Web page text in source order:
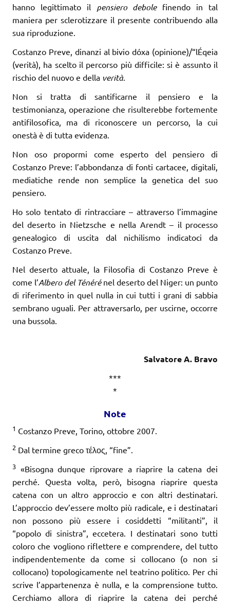
hanno legittimato il pensiero debole finendo in tal
maniera per sclerotizzare il presente contribuendo alla
sua riproduzione.
Costanzo Preve, dinanzi al bivio dóxa (opinione)/“lÉqeia
(verità), ha scelto il percorso più difficile: si è assunto il
rischio del nuovo e della verità.
Non si tratta di santificarne il pensiero e la
testimonianza, operazione che ri­sulterebbe fortemente
antifilosofica, ma di riconoscere un percorso, la cui
onestà è di tutta evidenza.
Non oso propormi come esperto del pensiero di
Costanzo Preve: l’abbondanza di fonti cartacee, digitali,
mediatiche rende non semplice la genetica del suo
pensiero.
Ho solo tentato di rintracciare – attraverso l’immagine
del deserto in Nietzsche e nella Arendt – il processo
genealogico di uscita dal nichilismo indicatoci da
Costanzo Preve.
Nel deserto attuale, la Filosofia di Costanzo Preve è
come l’Albero del Ténéré nel deserto del Niger: un punto
di riferimento in quel nulla in cui tutti i grani di sabbia
sembrano uguali. Per attraversarlo, per uscirne, occorre
una bussola.
Salvatore A. Bravo
***
*
Note
1 Costanzo Preve, Torino, ottobre 2007.
2 Dal termine greco τέλος, “fine”.
3 «Bisogna dunque riprovare a riaprire la catena dei
perché. Questa volta, però, bisogna riaprire questa
catena con un altro approccio e con altri destinatari.
L’approccio dev’essere molto più radicale, e i destinatari
non possono più essere i cosiddetti “militanti”, il
“popolo di sinistra”, eccetera. I destinatari sono tutti
coloro che vogliono riflettere e comprendere, del tutto
indipendentemente da come si collocano (o non si
collocano) topologicamente nel teatrino politico. Per chi
scrive l’appartenenza è nulla, e la comprensione tutto.
Cerchiamo allora di riaprire la catena dei perché